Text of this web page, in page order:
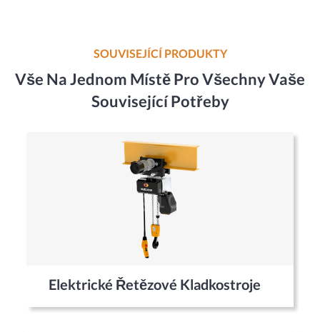
SOUVISEJÍCÍ PRODUKTY
Vše Na Jednom Místě Pro Všechny Vaše
Související Potřeby
Elektrické Řetězové Kladkostroje